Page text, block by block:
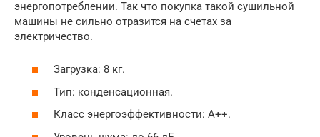
энергопотреблении. Так что покупка такой сушильной
машины не сильно отразится на счетах за
электричество.
Загрузка: 8 кг.
Тип: конденсационная.
Класс энергоэффективности: А++.